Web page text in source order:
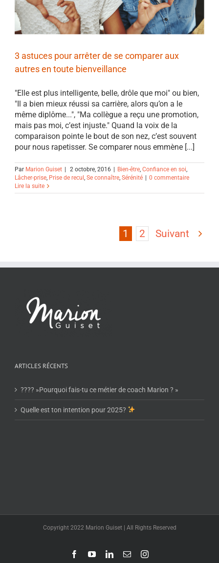
3 astuces pour arrêter de se comparer aux
autres en toute bienveillance
"Elle est plus intelligente, belle, drôle que moi" ou bien,
"Il a bien mieux réussi sa carrière, alors qu’on a le
même diplôme...", "Ma collègue a reçu une promotion,
mais pas moi, c’est injuste." Quand la voix de la
comparaison pointe le bout de son nez, c’est souvent
pour nous rapetisser. Se comparer nous emmène [...]
Par Marion Guiset | 2 octobre, 2016 | Bien-être Confiance en soi
Lâcher-prise Prise de recul Se connaître Sérénité | 0 commentaire
Lire la suite
1 2 Suivant
ARTICLES RÉCENTS
???? »Pourquoi fais-tu ce métier de coach Marion ? »
Quelle est ton intention pour 2025?
Copyright 2022 Marion Guiset | All Rights Reserved
FacebookYouTubeLinkedIn
EmailInstagram